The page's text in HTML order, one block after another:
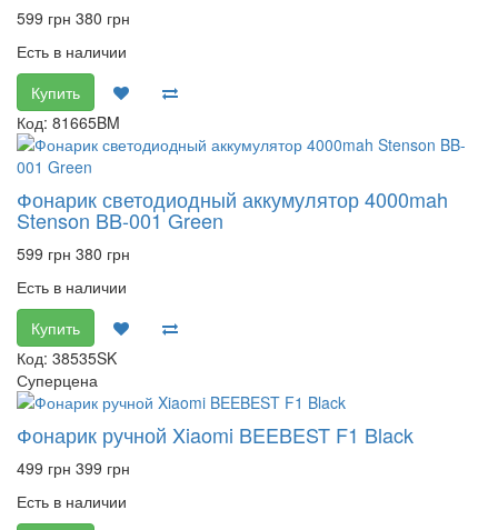
599 грн 380 грн
Есть в наличии
Купить
Код: 81665BM
Фонарик светодиодный аккумулятор 4000mah
Stenson BB-001 Green
599 грн 380 грн
Есть в наличии
Купить
Код: 38535SK
Суперцена
Фонарик ручной Xiaomi BEEBEST F1 Black
499 грн 399 грн
Есть в наличии